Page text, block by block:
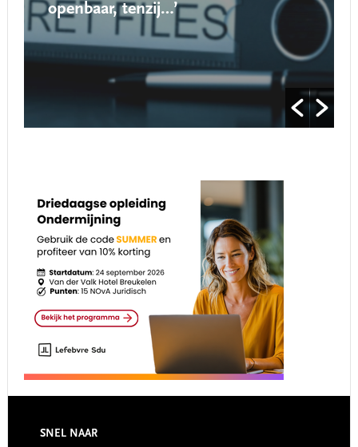
openbaar, tenzij…’
Footer
SNEL NAAR